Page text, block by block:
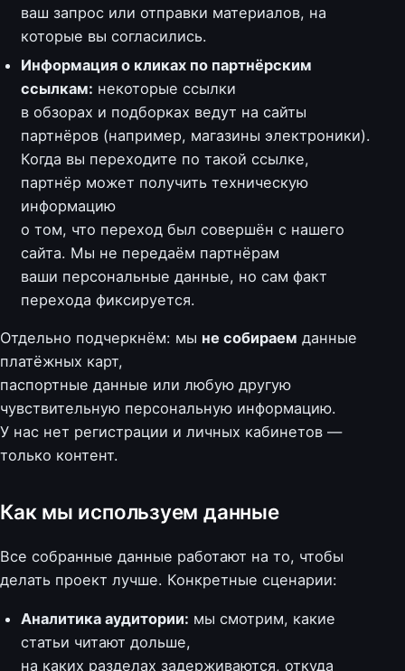
ваш запрос или отправки материалов, на
которые вы согласились.
Информация о кликах по партнёрским
ссылкам: некоторые ссылки
в обзорах и подборках ведут на сайты
партнёров (например, магазины электроники).
Когда вы переходите по такой ссылке,
партнёр может получить техническую
информацию
о том, что переход был совершён с нашего
сайта. Мы не передаём партнёрам
ваши персональные данные, но сам факт
перехода фиксируется.
Отдельно подчеркнём: мы не собираем данные
платёжных карт,
паспортные данные или любую другую
чувствительную персональную информацию.
У нас нет регистрации и личных кабинетов —
только контент.
Как мы используем данные
Все собранные данные работают на то, чтобы
делать проект лучше. Конкретные сценарии:
Аналитика аудитории: мы смотрим, какие
статьи читают дольше,
на каких разделах задерживаются, откуда